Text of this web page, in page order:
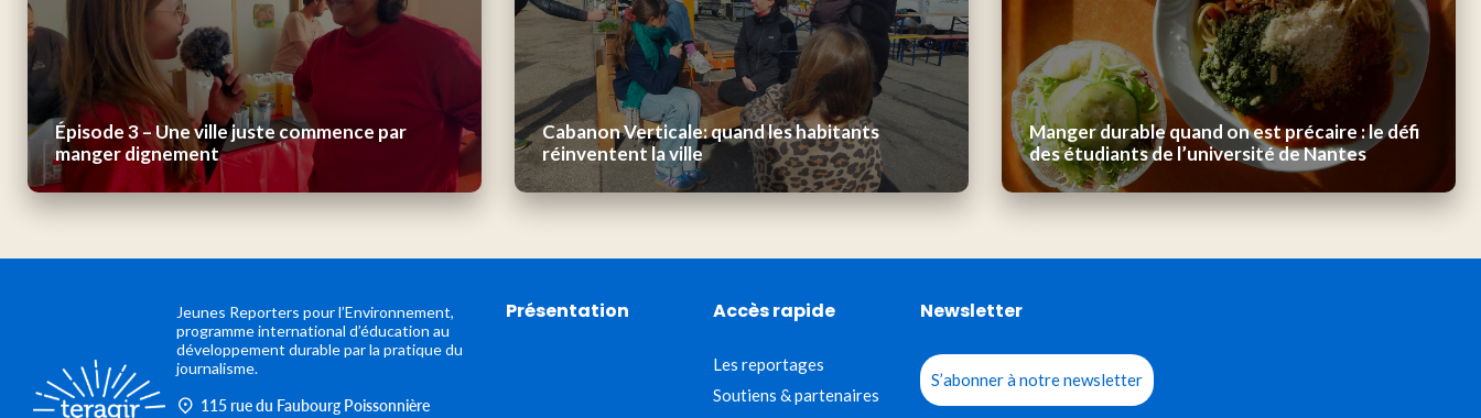
Épisode 3 – Une ville juste commence par
manger dignement
Cabanon Verticale: quand les habitants
réinventent la ville
Manger durable quand on est précaire : le défi
des étudiants de l’université de Nantes
Jeunes Reporters pour l’Environnement,
programme international d’éducation au
développement durable par la pratique du
journalisme.
115 rue du Faubourg Poissonnière
Présentation Accès rapide
Les reportages
Soutiens & partenaires
Newsletter
S’abonner à notre newsletter